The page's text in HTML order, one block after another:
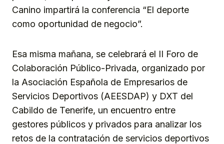
Canino impartirá la conferencia “El deporte
como oportunidad de negocio”.
Esa misma mañana, se celebrará el II Foro de
Colaboración Público-Privada, organizado por
la Asociación Española de Empresarios de
Servicios Deportivos (AEESDAP) y DXT del
Cabildo de Tenerife, un encuentro entre
gestores públicos y privados para analizar los
retos de la contratación de servicios deportivos